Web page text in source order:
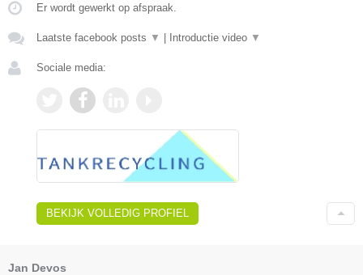
Er wordt gewerkt op afspraak.
Laatste facebook posts ▼ | Introductie video ▼
Sociale media:
BEKIJK VOLLEDIG PROFIEL
Jan Devos